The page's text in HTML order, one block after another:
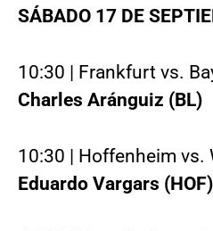
SÁBADO 17 DE
10:30 | Frankfurt vs.
Charles Aránguiz (BL)
10:30 | Hoffenheim vs.
Eduardo Vargars (HOF)